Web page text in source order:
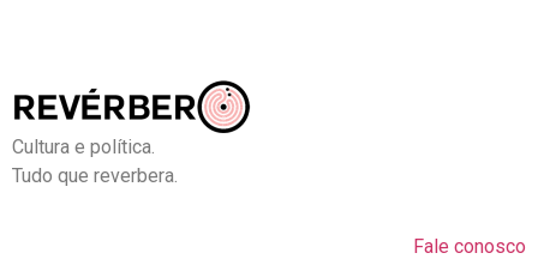
Cultura e política.
Tudo que reverbera.
Fale conosco